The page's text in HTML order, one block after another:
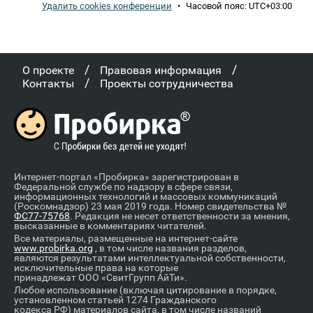
Удалить cookies конференции • Часовой пояс: UTC+03:00
О проекте / Правовая информация /
Контакты / Проекты сотрудничества
Интернет-портал «Пробирка» зарегистрирован в
Федеральной службе по надзору в сфере связи,
информационных технологий и массовых коммуникаций
(Роскомнадзор) 23 мая 2019 года. Номер свидетельства №
ФС77-75768. Редакция не несет ответственности за мнения,
высказанные в комментариях читателей.
Все материалы, размещенные на интернет-сайте
www.probirka.org , в том числе названия разделов,
являются результатами интеллектуальной собственности,
исключительные права на которые
принадлежат ООО «СвитГрупп АйТи».
Любое использование (включая цитирование в порядке,
установленном статьей 1274 Гражданского
кодекса РФ) материалов сайта, в том числе названий